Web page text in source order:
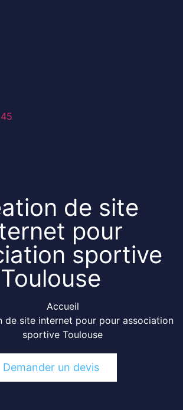
de site
pour
sportive
Toulouse
Accueil
de site internet pour pour association
sportive Toulouse
Demander un devis